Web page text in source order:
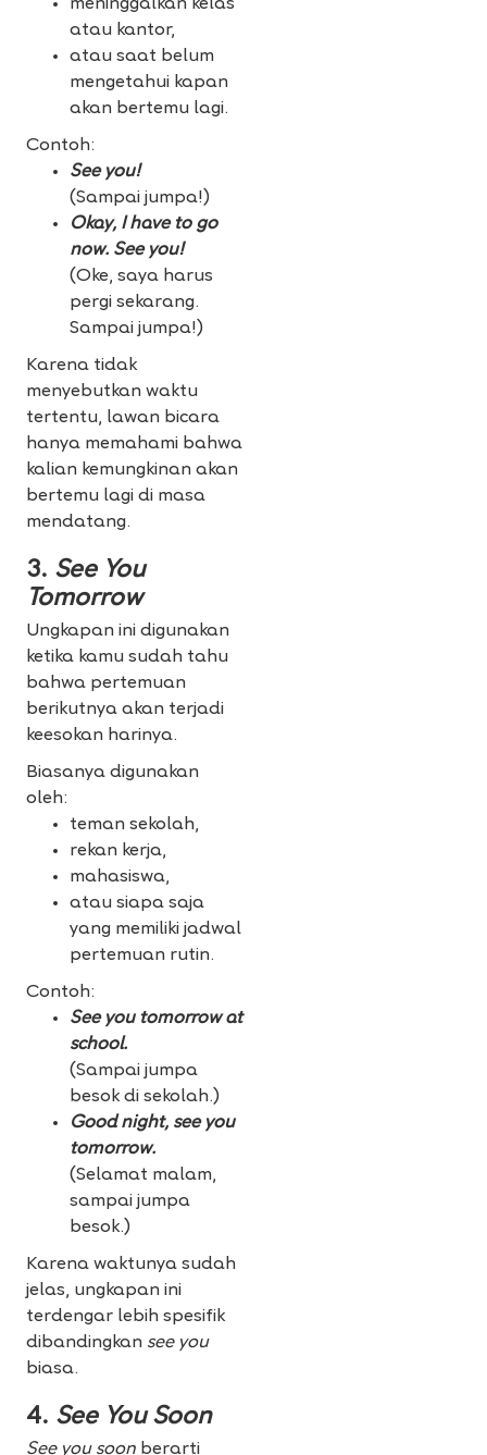
meninggalkan kelas
atau kantor,
atau saat belum
mengetahui kapan
akan bertemu lagi.
Contoh:
See you!
(Sampai jumpa!)
Okay, I have to go
now. See you!
(Oke, saya harus
pergi sekarang.
Sampai jumpa!)
Karena tidak
menyebutkan waktu
tertentu, lawan bicara
hanya memahami bahwa
kalian kemungkinan akan
bertemu lagi di masa
mendatang.
3. See You
Tomorrow
Ungkapan ini digunakan
ketika kamu sudah tahu
bahwa pertemuan
berikutnya akan terjadi
keesokan harinya.
Biasanya digunakan
oleh:
teman sekolah,
rekan kerja,
mahasiswa,
atau siapa saja
yang memiliki jadwal
pertemuan rutin.
Contoh:
See you tomorrow at
school.
(Sampai jumpa
besok di sekolah.)
Good night, see you
tomorrow.
(Selamat malam,
sampai jumpa
besok.)
Karena waktunya sudah
jelas, ungkapan ini
terdengar lebih spesifik
dibandingkan see you
biasa.
4. See You Soon
See you soon berarti